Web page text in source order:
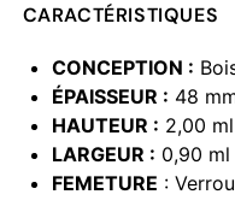
CARACTÉRISTIQUES
CONCEPTION :
ÉPAISSEUR : 48
HAUTEUR : 2,00
LARGEUR : 0,90 ml
FEMETURE : Verrou